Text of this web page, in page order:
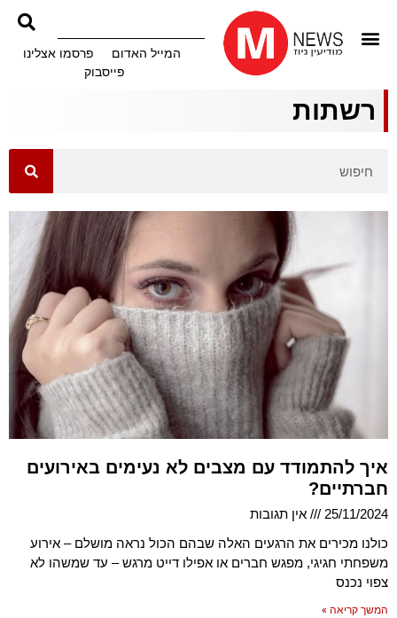
המייל האדום
פרסמו אצלינו
פייסבוק
רשתות
איך להתמודד עם מצבים לא נעימים באירועים
חברתיים?
25/11/2024
אין תגובות
כולנו מכירים את הרגעים האלה שבהם הכול נראה מושלם – אירוע
משפחתי חגיגי, מפגש חברים או אפילו דייט מרגש – עד שמשהו לא
צפוי נכנס
המשך קריאה »